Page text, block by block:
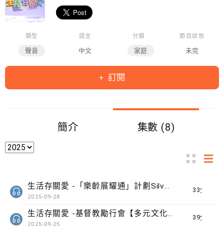
類型
聲音
語言
中文
分類
家庭
節目狀態
未完
訂閱
簡介 集數 (8)
33分鐘
生活存關愛 -「樂齡展耀通」計劃Silver Connect
2025-09-28
39分鐘
生活存關愛 -基督教勵行會【多元文化匯館】計劃
2025-09-25